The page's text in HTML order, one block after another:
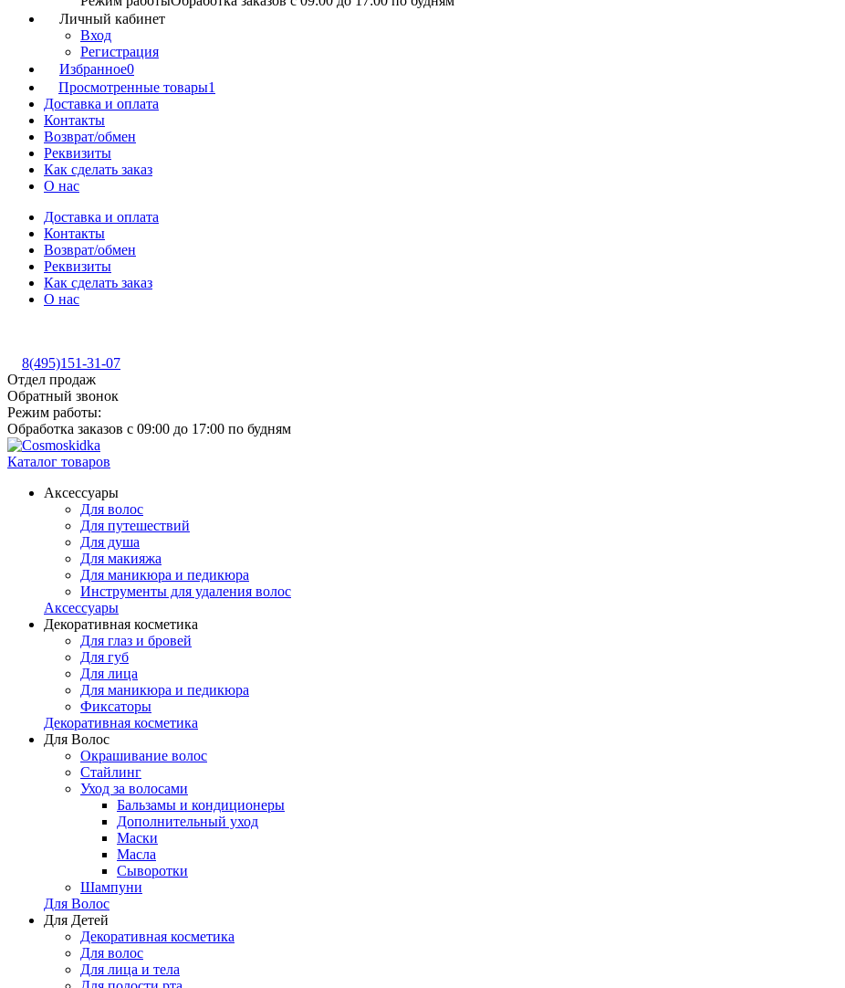
Личный кабинет
Вход
Регистрация
Избранное0
Просмотренные товары1
Доставка и оплата
Контакты
Возврат/обмен
Реквизиты
Как сделать заказ
О нас
Доставка и оплата
Контакты
Возврат/обмен
Реквизиты
Как сделать заказ
О нас
8(495)151-31-07
Отдел продаж
Обратный звонок
Режим работы:
Обработка заказов с 09:00 до 17:00 по будням
Каталог товаров
Аксессуары
Для волос
Для путешествий
Для душа
Для макияжа
Для маникюра и педикюра
Инструменты для удаления волос
Аксессуары
Декоративная косметика
Для глаз и бровей
Для губ
Для лица
Для маникюра и педикюра
Фиксаторы
Декоративная косметика
Для Волос
Окрашивание волос
Стайлинг
Уход за волосами
Бальзамы и кондиционеры
Дополнительный уход
Маски
Масла
Сыворотки
Шампуни
Для Волос
Для Детей
Декоративная косметика
Для волос
Для лица и тела